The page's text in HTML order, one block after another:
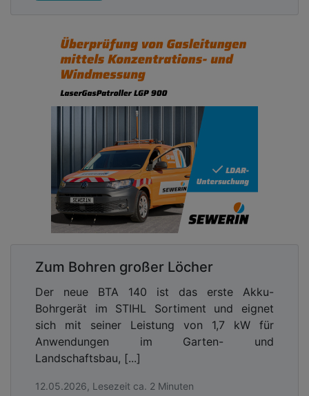
Zum Bohren großer Löcher
Der neue BTA 140 ist das erste Akku-
Bohrgerät im STIHL Sortiment und eignet
sich mit seiner Leistung von 1,7 kW für
Anwendungen im Garten- und
Landschaftsbau, [...]
12.05.2026, Lesezeit ca. 2 Minuten